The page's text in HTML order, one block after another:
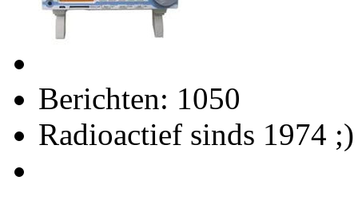
Berichten: 1050
Radioactief sinds 1974 ;)